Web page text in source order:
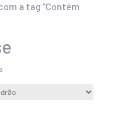
a tag “Contém